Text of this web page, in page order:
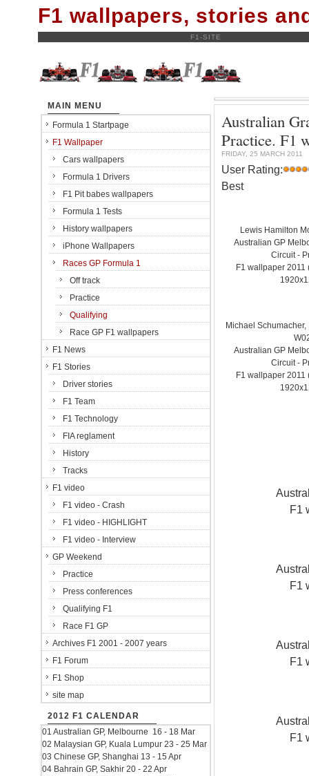
F1 wallpapers, stories
F1-SITE
Australian
Practice. F1
FRIDAY, 25 MARCH 2011
User Rating:
Best
Lewis Hamilton
Australian GP
Circuit -
F1 wallpaper 2011
Michael
Australian GP
Circuit -
F1 wallpaper 2011
F1
F1
F1
F1
MAIN MENU
Formula 1 Startpage
F1 Wallpaper
Cars wallpapers
Formula 1 Drivers
F1 Pit babes wallpapers
Formula 1 Tests
History wallpapers
iPhone Wallpapers
Races GP Formula 1
Off track
Practice
Qualifying
Race GP F1 wallpapers
F1 News
F1 Stories
Driver stories
F1 Team
F1 Technology
FIA reglament
History
Tracks
F1 video
F1 video - Crash
F1 video - HIGHLIGHT
F1 video - Interview
GP Weekend
Practice
Press conferences
Qualifying F1
Race F1 GP
Archives F1 2001 - 2007 years
F1 Forum
F1 Shop
site map
2012 F1 CALENDAR
01 Australian GP, Melbourne 16 - 18 Mar
02 Malaysian GP, Kuala Lumpur 23 - 25 Mar
03 Chinese GP, Shanghai 13 - 15 Apr
04 Bahrain GP, Sakhir 20 - 22 Apr